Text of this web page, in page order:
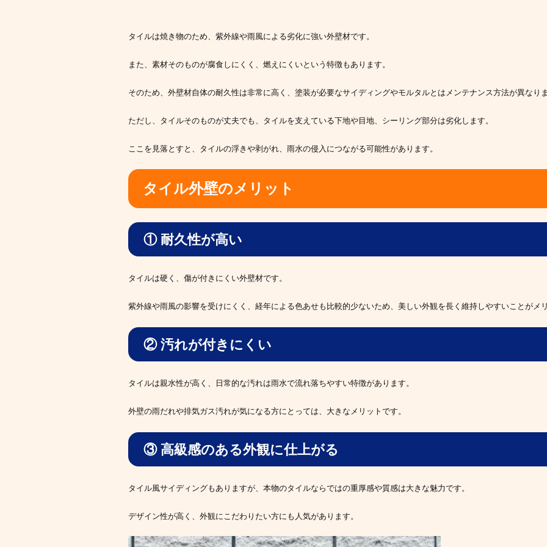
タイルは焼き物のため、紫外線や雨風による劣化に強い外壁材です。
また、素材そのものが腐食しにくく、燃えにくいという特徴もあります。
そのため、外壁材自体の耐久性は非常に高く、塗装が必要なサイディングやモルタルとはメンテナンス方法が異なり
ただし、タイルそのものが丈夫でも、タイルを支えている下地や目地、シーリング部分は劣化します。
ここを見落とすと、タイルの浮きや剥がれ、雨水の侵入につながる可能性があります。
タイル外壁のメリット
① 耐久性が高い
タイルは硬く、傷が付きにくい外壁材です。
紫外線や雨風の影響を受けにくく、経年による色あせも比較的少ないため、美しい外観を長く維持しやすいことがメ
② 汚れが付きにくい
タイルは親水性が高く、日常的な汚れは雨水で流れ落ちやすい特徴があります。
外壁の雨だれや排気ガス汚れが気になる方にとっては、大きなメリットです。
③ 高級感のある外観に仕上がる
タイル風サイディングもありますが、本物のタイルならではの重厚感や質感は大きな魅力です。
デザイン性が高く、外観にこだわりたい方にも人気があります。